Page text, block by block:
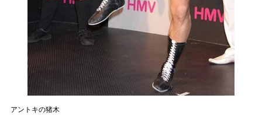
アントキの猪木